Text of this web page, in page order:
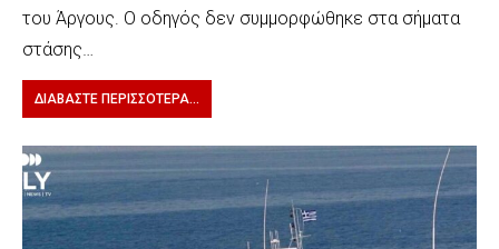
του Άργους. Ο οδηγός δεν συμμορφώθηκε στα σήματα
στάσης…
ΔΙΑΒΆΣΤΕ ΠΕΡΙΣΣΌΤΕΡΑ...